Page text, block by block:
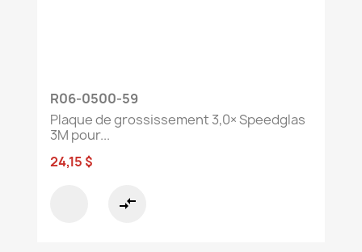
R06-0500-59
Plaque de grossissement 3,0× Speedglas
3M pour...
24,15 $
compare_arrows